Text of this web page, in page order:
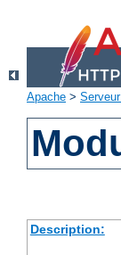
Apache >
Description: